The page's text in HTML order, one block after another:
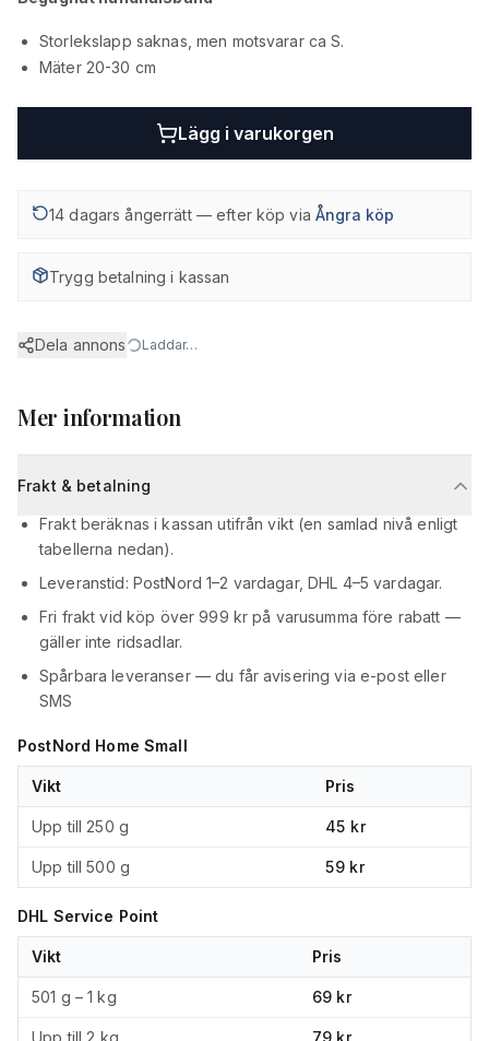
Storlekslapp saknas, men motsvarar ca S.
Mäter 20-30 cm
Lägg i varukorgen
14 dagars ångerrätt — efter köp via Ångra köp
Trygg betalning i kassan
Dela annons Laddar…
Mer information
Frakt & betalning
Frakt beräknas i kassan utifrån vikt (en samlad nivå enligt
tabellerna nedan).
Leveranstid: PostNord 1–2 vardagar, DHL 4–5 vardagar.
Fri frakt vid köp över 999 kr på varusumma före rabatt —
gäller inte ridsadlar.
Spårbara leveranser — du får avisering via e-post eller
SMS
PostNord Home Small
Vikt Pris
Upp till 250 g 45 kr
Upp till 500 g 59 kr
DHL Service Point
Vikt Pris
501 g – 1 kg 69 kr
Upp till 2 kg 79 kr